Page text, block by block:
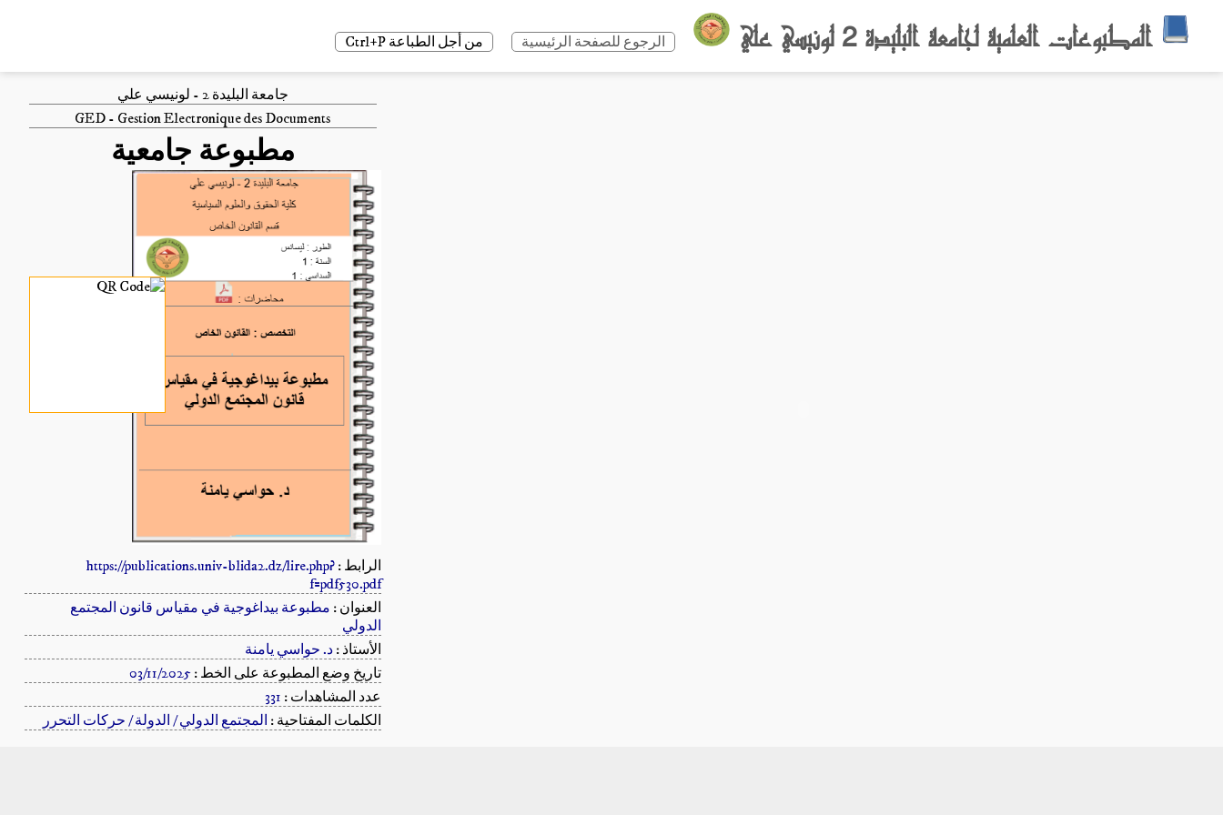
المطبوعات العلمية لجامعة البليدة 2 لونيسي علي الرجوع للصفحة الرئيسية من أجل الطباعة Ctrl+P
جامعة البليدة 2 - لونيسي علي
GED - Gestion Electronique des Documents
مطبوعة جامعية
الرابط : https://publications.univ-blida2.dz/lire.php?
f=pdf530.pdf
العنوان : مطبوعة بيداغوجية في مقياس قانون المجتمع
الدولي
الأستاذ : د. حواسي يامنة
تاريخ وضع المطبوعة على الخط : 03/11/2025
عدد المشاهدات : 331
الكلمات المفتاحية : المجتمع الدولي / الدولة / حركات التحرر